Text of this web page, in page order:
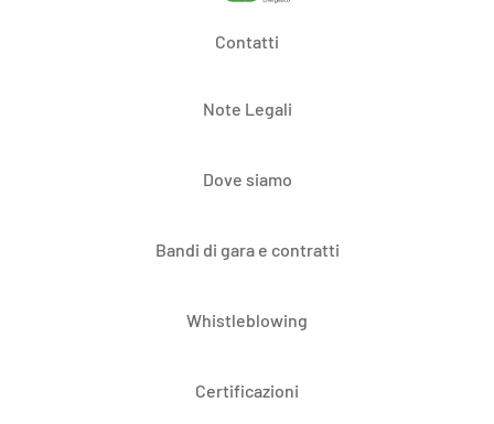
Contatti
Note Legali
Dove siamo
Bandi di gara e contratti
Whistleblowing
Certificazioni